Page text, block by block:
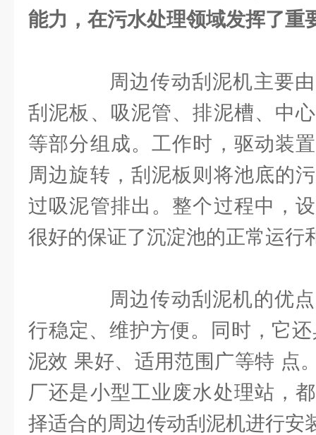
能力，在污水处理领域发挥了重
周边传动刮泥机主要由
刮泥板、吸泥管、排泥槽、中
等部分组成。工作时，驱动装
周边旋转，刮泥板则将池底的
过吸泥管排出。整个过程中，
很好的保证了沉淀池的正常运行
周边传动刮泥机的优点
行稳定、维护方便。同时，它
泥效 果好、适用范围广等特 点
厂还是小型工业废水处理站，
择适合的周边传动刮泥机进行安